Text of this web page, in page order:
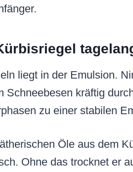
liegt in der Emulsion.
Schneebesen kräftig
zu einer stabilen
Öle aus dem
Ohne das trocknet er